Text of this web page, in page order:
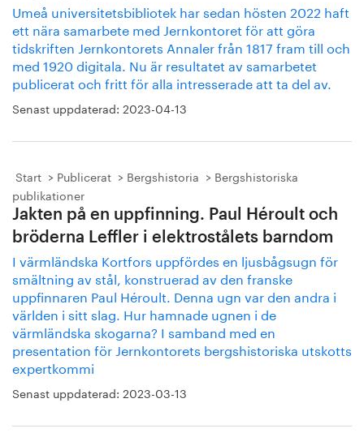
Umeå universitetsbibliotek har sedan hösten 2022 haft
ett nära samarbete med Jernkontoret för att göra
tidskriften Jernkontorets Annaler från 1817 fram till och
med 1920 digitala. Nu är resultatet av samarbetet
publicerat och fritt för alla intresserade att ta del av.
Senast uppdaterad: 2023-04-13
Start Publicerat Bergshistoria
Bergshistoriska
publikationer
Jakten på en uppfinning. Paul Héroult och
bröderna Leffler i elektrostålets barndom
I värmländska Kortfors uppfördes en ljusbågsugn för
smältning av stål, konstruerad av den franske
uppfinnaren Paul Héroult. Denna ugn var den andra i
världen i sitt slag. Hur hamnade ugnen i de
värmländska skogarna? I samband med en
presentation för Jernkontorets bergshistoriska utskotts
expertkommi
Senast uppdaterad: 2023-03-13